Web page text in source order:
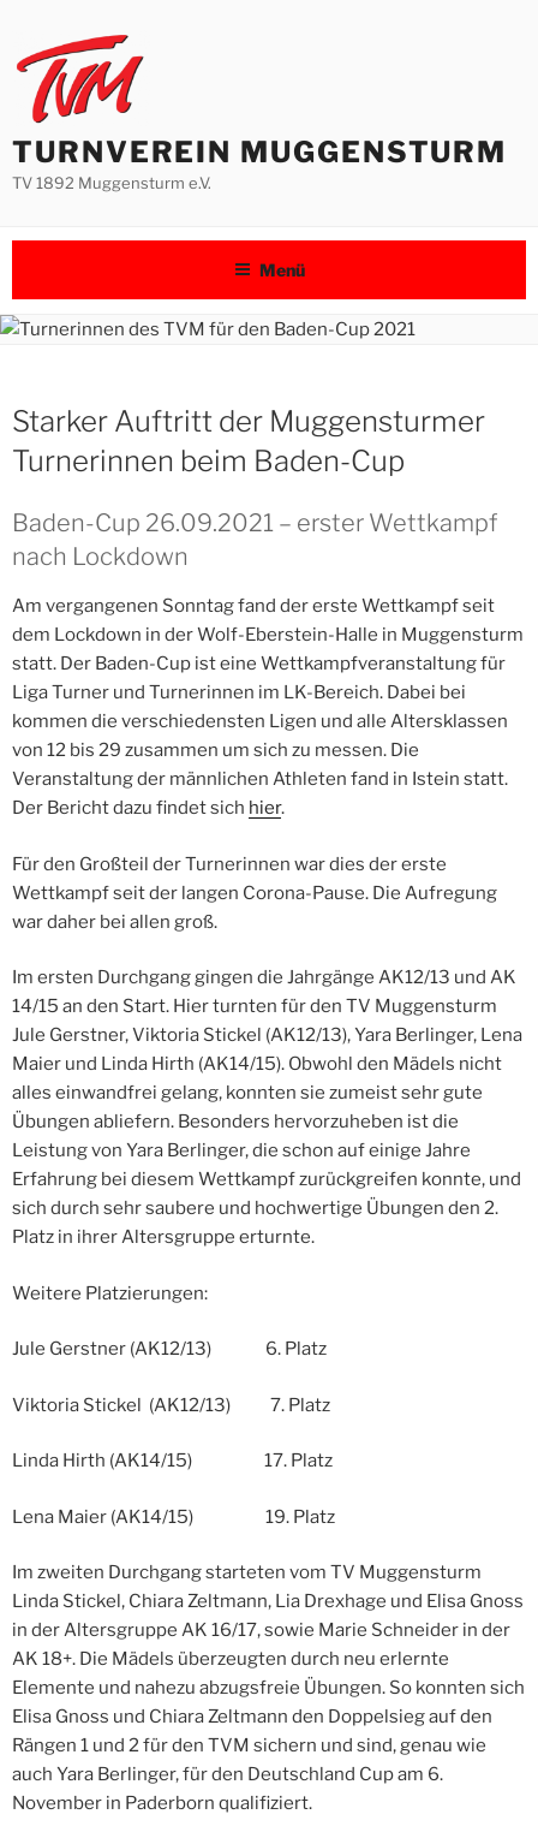
springen
TURNVEREIN MUGGENSTURM
TV 1892 Muggensturm e.V.
Menü
Starker Auftritt der Muggensturmer
Turnerinnen beim Baden-Cup
Baden-Cup 26.09.2021 – erster Wettkampf
nach Lockdown
Am vergangenen Sonntag fand der erste Wettkampf seit
dem Lockdown in der Wolf-Eberstein-Halle in Muggensturm
statt. Der Baden-Cup ist eine Wettkampfveranstaltung für
Liga Turner und Turnerinnen im LK-Bereich. Dabei bei
kommen die verschiedensten Ligen und alle Altersklassen
von 12 bis 29 zusammen um sich zu messen. Die
Veranstaltung der männlichen Athleten fand in Istein statt.
Der Bericht dazu findet sich hier.
Für den Großteil der Turnerinnen war dies der erste
Wettkampf seit der langen Corona-Pause. Die Aufregung
war daher bei allen groß.
Im ersten Durchgang gingen die Jahrgänge AK12/13 und AK
14/15 an den Start. Hier turnten für den TV Muggensturm
Jule Gerstner, Viktoria Stickel (AK12/13), Yara Berlinger, Lena
Maier und Linda Hirth (AK14/15). Obwohl den Mädels nicht
alles einwandfrei gelang, konnten sie zumeist sehr gute
Übungen abliefern. Besonders hervorzuheben ist die
Leistung von Yara Berlinger, die schon auf einige Jahre
Erfahrung bei diesem Wettkampf zurückgreifen konnte, und
sich durch sehr saubere und hochwertige Übungen den 2.
Platz in ihrer Altersgruppe erturnte.
Weitere Platzierungen:
Jule Gerstner (AK12/13) 6. Platz
Viktoria Stickel (AK12/13) 7. Platz
Linda Hirth (AK14/15) 17. Platz
Lena Maier (AK14/15) 19. Platz
Im zweiten Durchgang starteten vom TV Muggensturm
Linda Stickel, Chiara Zeltmann, Lia Drexhage und Elisa Gnoss
in der Altersgruppe AK 16/17, sowie Marie Schneider in der
AK 18+. Die Mädels überzeugten durch neu erlernte
Elemente und nahezu abzugsfreie Übungen. So konnten sich
Elisa Gnoss und Chiara Zeltmann den Doppelsieg auf den
Rängen 1 und 2 für den TVM sichern und sind, genau wie
auch Yara Berlinger, für den Deutschland Cup am 6.
November in Paderborn qualifiziert.